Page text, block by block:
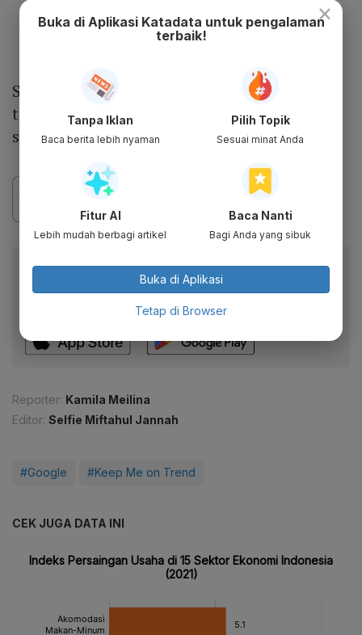
penyalahgunaan posisi dominan untuk
merugikan pelaku usaha lain atau
Selain itu, KPPU menilai bahwa kebijakan
tersebut menyebabkan hilangnya persaingan
secara substansial di pasar
Baca artikel ini lewat aplikasi mobile.
Dapatkan pengalaman membaca lebih nyaman dan nikmati
fitur menarik lainnya lewat aplikasi mobile Katadata.
Reporter: Kamila Meilina
Editor: Selfie Miftahul Jannah
#Google #Keep Me on Trend
CEK JUGA DATA INI
×
Buka di Aplikasi Katadata untuk pengalaman
terbaik!
Tanpa Iklan
Baca berita lebih nyaman
Pilih Topik
Sesuai minat Anda
Fitur AI
Lebih mudah berbagi artikel
Baca Nanti
Bagi Anda yang sibuk
Buka di Aplikasi
Tetap di Browser